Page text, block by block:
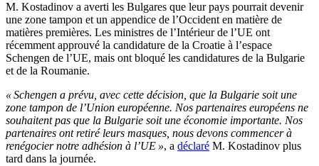
M. Kostadinov a averti les Bulgares que leur pays pourrait devenir
une zone tampon et un appendice de l’Occident en matière de
matières premières. Les ministres de l’Intérieur de l’UE ont
récemment approuvé la candidature de la Croatie à l’espace
Schengen de l’UE, mais ont bloqué les candidatures de la Bulgarie
et de la Roumanie.
« Schengen a prévu, avec cette décision, que la Bulgarie soit une
zone tampon de l’Union européenne. Nos partenaires européens ne
souhaitent pas que la Bulgarie soit une économie importante. Nos
partenaires ont retiré leurs masques, nous devons commencer à
renégocier notre adhésion à l’UE », a déclaré M. Kostadinov plus
tard dans la journée.